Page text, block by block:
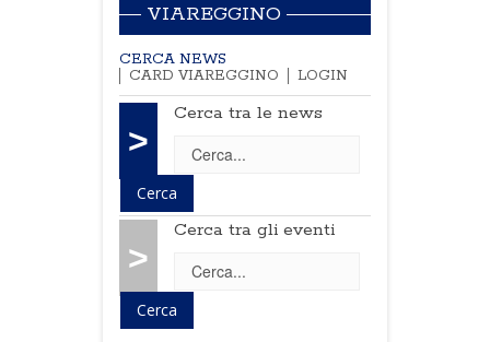
VIAREGGINO
CERCA NEWS
CARD VIAREGGINO
LOGIN
>
Cerca tra le news
>
Cerca tra gli eventi